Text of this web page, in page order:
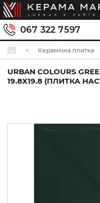
067 322 7597
Керамічна плитка
URBAN COLOURS
19.8Х19.8 (ПЛИТКА